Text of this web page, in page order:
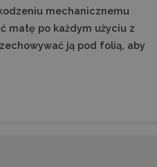
mechanicznemu
matę po każdym użyciu z
ją pod folią, aby